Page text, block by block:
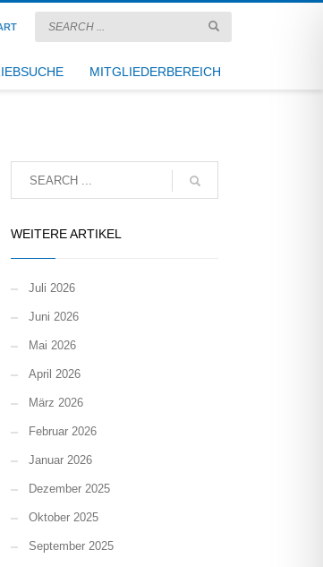
MITGLIEDERBEREICH
WEITERE ARTIKEL
Juli 2026
Juni 2026
Mai 2026
April 2026
März 2026
Februar 2026
Januar 2026
Dezember 2025
Oktober 2025
September 2025